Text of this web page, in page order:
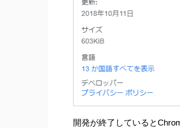
開発が終了していると